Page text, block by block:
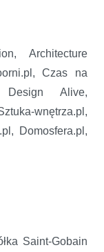
Architecture
Czas na
Design Alive,
wnętrza.pl,
Domosfera.pl,
Saint-Gobain